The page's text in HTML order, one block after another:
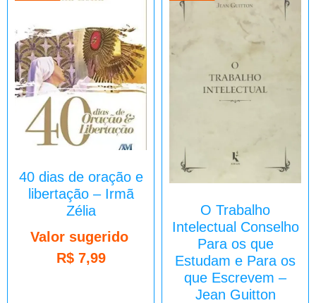
40 dias de oração e
libertação – Irmã
Zélia
Valor sugerido
R$7,99
O Trabalho
Intelectual Conselho
Para os que
Estudam e Para os
que Escrevem –
Jean Guitton